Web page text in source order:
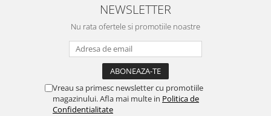
Zuluff Diapers (70 produse)
NEWSLETTER
Nu rata ofertele si promotiile noastre
Vreau sa primesc newsletter cu promotiile
magazinului. Afla mai multe in Politica de
Confidentialitate